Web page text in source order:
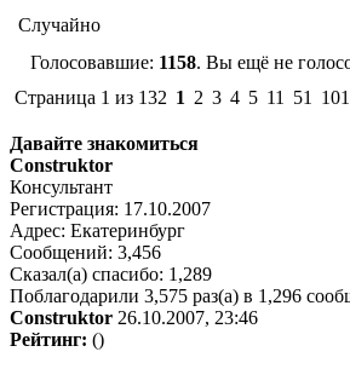
Случайно
Голосовавшие: 1158. Вы ещё не
Страница 1 из 132 1 2 3 4 5 11 51 101
Давайте знакомиться
Construktor
Консультант
Регистрация: 17.10.2007
Адрес: Екатеринбург
Сообщений: 3,456
Сказал(а) спасибо: 1,289
Поблагодарили 3,575 раз(а) в 1,296
Construktor 26.10.2007, 23:46
Рейтинг: ()